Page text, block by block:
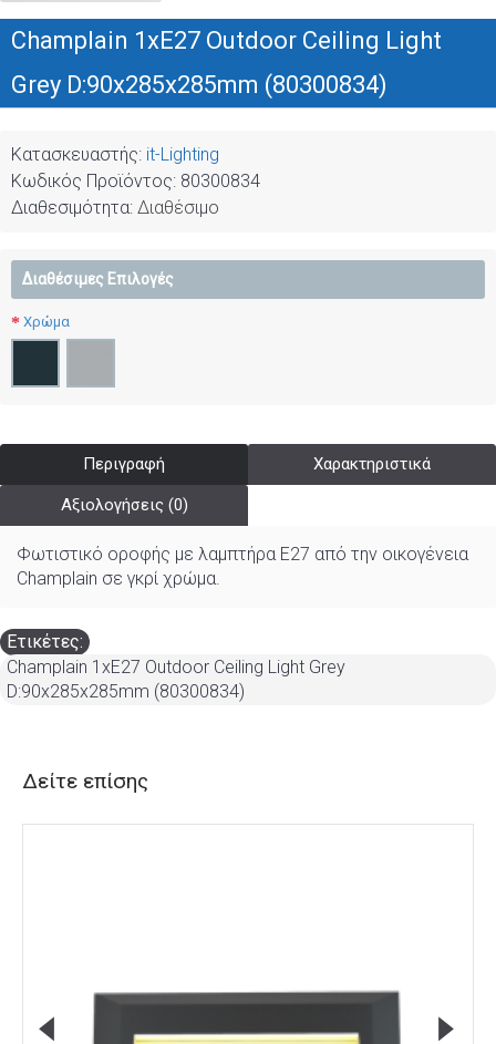
Champlain 1xE27 Outdoor Ceiling Light
Grey D:90x285x285mm (80300834)
Κατασκευαστής: it-Lighting
Κωδικός Προϊόντος: 80300834
Διαθεσιμότητα: Διαθέσιμο
Διαθέσιμες Επιλογές
Χρώμα
Περιγραφή Χαρακτηριστικά
Αξιολογήσεις (0)
Φωτιστικό οροφής με λαμπτήρα Ε27 από την οικογένεια
Champlain σε γκρί χρώμα.
Ετικέτες:
Champlain 1xE27 Outdoor Ceiling Light Grey
D:90x285x285mm (80300834)
Δείτε επίσης